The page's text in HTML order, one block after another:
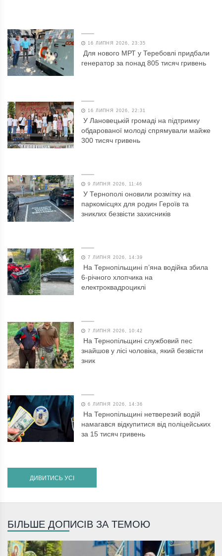
16 ЛИПНЯ 2026, 23:35
Для нового МРТ у Теребовлі придбали
генератор за понад 805 тисяч гривень
16 ЛИПНЯ 2026, 22:31
У Лановецькій громаді на підтримку
обдарованої молоді спрямували майже
300 тисяч гривень
9 ЛИПНЯ 2026, 11:46
У Тернополі оновили розмітку на
паркомісцях для родин Героїв та
зниклих безвісти захисників
7 ЛИПНЯ 2026, 14:39
На Тернопільщині п’яна водійка збила
6-річного хлопчика на
електроквадроциклі
7 ЛИПНЯ 2026, 10:42
На Тернопільщині службовий пес
знайшов у лісі чоловіка, який безвісти
зник
6 ЛИПНЯ 2026, 14:36
На Тернопільщині нетверезий водій
намагався відкупитися від поліцейських
за 15 тисяч гривень
ДИВИТИСЬ УСІ
БІЛЬШЕ ДОПИСІВ ЗА ТЕМОЮ